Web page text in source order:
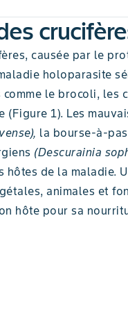
causée par le
holoparasite
le brocoli, les
(Figure 1). Les
la bourse-à-
(Descurainia
hôtes de la maladie.
animales et
hôte pour sa